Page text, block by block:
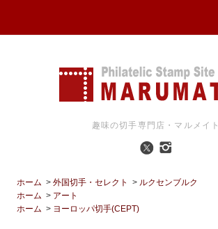
趣味の切手専門店・マルメイト
ホーム >外国切手・セレクト > ルクセンブルク
ホーム > アート
ホーム > ヨーロッパ切手(CEPT)